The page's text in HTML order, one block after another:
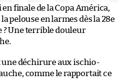
finale de la Copa América,
pelouse en larmes dès la 28e
? Une terrible douleur
une déchirure aux ischio-
comme le rapportait ce